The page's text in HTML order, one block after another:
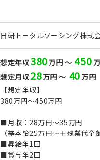
日研トータルソーシング株式
想定年収380 万円 ～ 450
想定月収28万円 ～ 40 万円
【想定年収】
380万円～450万円
■月収：28万円～35万円
（基本給25万円～＋残業代全
■昇給年1回
■賞与年2回